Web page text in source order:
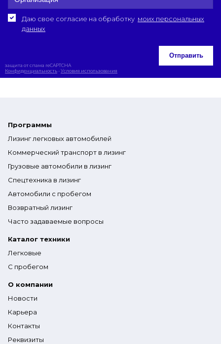
Даю свое согласие на обработку моих персональных
данных
Отправить
защита от спама reCAPTCHA
Конфиденциальность-Условия использования
Программы
Лизинг легковых автомобилей
Коммерческий транспорт в лизинг
Грузовые автомобили в лизинг
Спецтехника в лизинг
Автомобили с пробегом
Возвратный лизинг
Часто задаваемые вопросы
Каталог техники
Легковые
С пробегом
О компании
Новости
Карьера
Контакты
Реквизиты